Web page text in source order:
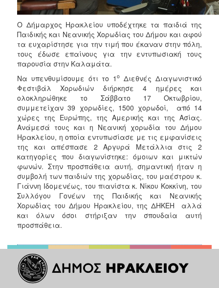
Ο Δήμαρχος Ηρακλείου υποδέχτηκε τα παιδιά της
Παιδικής και Νεανικής Χορωδίας του Δήμου και αφού
τα ευχαρίστησε για την τιμή που έκαναν στην πόλη,
τους έδωσε επαίνους για την εντυπωσιακή τους
παρουσία στην Καλαμάτα.
Να υπενθυμίσουμε ότι το 1ο Διεθνές Διαγωνιστικό
Φεστιβάλ Χορωδιών διήρκησε 4 ημέρες και
ολοκληρώθηκε το Σάββατο 17 Οκτωβρίου,
συμμετείχαν 39 χορωδίες, 1500 χορωδοί, από 14
χώρες της Ευρώπης, της Αμερικής και της Ασίας.
Ανάμεσά τους και η Νεανική χορωδία του Δήμου
Ηρακλείου, η οποία εντυπωσίασε με τις εμφανίσεις
της και απέσπασε 2 Αργυρά Μετάλλια στις 2
κατηγορίες που διαγωνίστηκε: όμοιων και μικτών
φωνών. Στην προσπάθεια αυτή, σημαντική ήταν η
συμβολή των παιδιών της χορωδίας, του μαέστρου κ.
Γιάννη Ιδομενέως, του πιανίστα κ. Νίκου Κοκκίνη, του
Συλλόγου Γονέων της Παιδικής και Νεανικής
Χορωδίας του Δήμου Ηρακλείου, της ΔΗΚΕΗ αλλά
και όλων όσοι στήριξαν την σπουδαία αυτή
προσπάθεια.